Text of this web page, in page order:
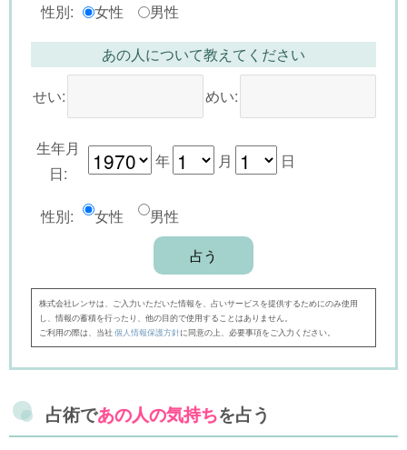
性別: 女性 男性
あの人について教えてください
せい:
めい:
生年月
日:
年 月 日
性別: 女性 男性
株式会社レンサは、ご入力いただいた情報を、占いサービスを提供するためにのみ使用
し、情報の蓄積を行ったり、他の目的で使用することはありません。
ご利用の際は、当社 個人情報保護方針に同意の上、必要事項をご入力ください。
占術であの人の気持ちを占う